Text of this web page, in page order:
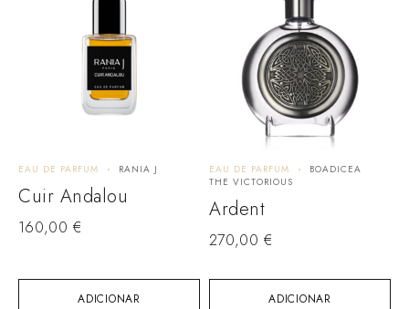
ADICIONAR
EAU DE PARFUM RANIA J
Cuir Andalou
160,00 €
ADICIONAR
EAU DE PARFUM
BOADICEA
THE VICTORIOUS
Ardent
270,00 €